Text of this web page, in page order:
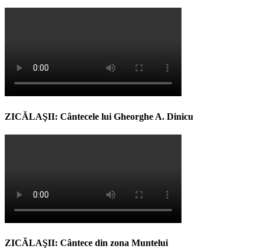
ZICĂLAŞII: Cântecele lui Gheorghe A. Dinicu
ZICĂLAŞII: Cântece din zona Muntelui